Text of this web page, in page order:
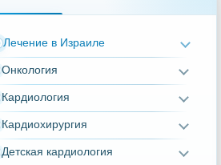
Лечение в Израиле
Онкология
Кардиология
Кардиохирургия
Детская кардиология